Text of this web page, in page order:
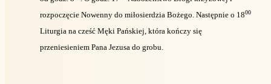
rozpoczęcie Nowenny do miłosierdzia Bożego. Następnie o 1800
Liturgia na cześć Męki Pańskiej, która kończy się
przeniesieniem Pana Jezusa do grobu.